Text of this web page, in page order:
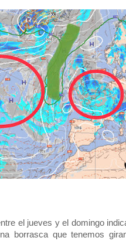
el jueves y el domingo
borrasca que tenemos